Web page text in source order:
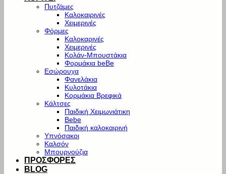
Πυτζάμες
Καλοκαιρινές
Χειμερινές
Φόρμες
Καλοκαρινές
Χειμερινές
Κολάν-Μπουστάκια
Φορμάκια beBe
Εσώρουχα
Φανελάκια
Κυλοτάκια
Κορμάκια Βρεφικά
Κάλτσες
Παιδική Χειμωνιάτικη
Bebe
Παιδική καλοκαιρινή
Υπνόσακοι
Καλσόν
Μπουρνούζια
ΠΡΟΣΦΟΡΕΣ
BLOG